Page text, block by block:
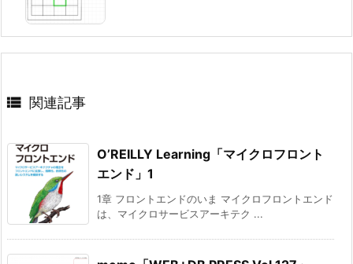
 関連記事
O’REILLY Learning「マイクロフロント
エンド」1
1章 フロントエンドのいま マイクロフロントエンド
は、マイクロサービスアーキテク ...